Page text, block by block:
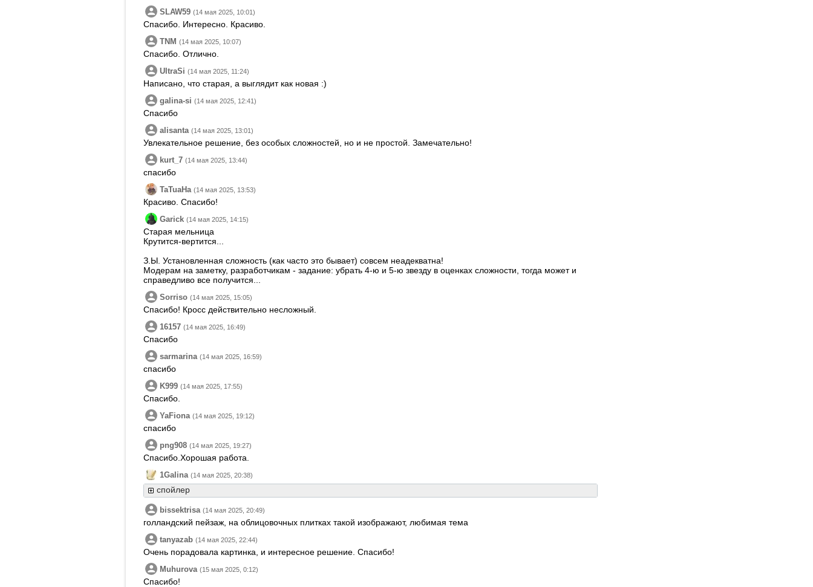
SLAW59 (14 мая 2025, 10:01)
Спасибо. Интересно. Красиво.
TNM (14 мая 2025, 10:07)
Спасибо. Отлично.
UltraSi (14 мая 2025, 11:24)
Написано, что старая, а выглядит как новая :)
galina-si (14 мая 2025, 12:41)
Спасибо
alisanta (14 мая 2025, 13:01)
Увлекательное решение, без особых сложностей, но и не простой. Замечательно!
kurt_7 (14 мая 2025, 13:44)
спасибо
TaTuaHa (14 мая 2025, 13:53)
Красиво. Спасибо!
Garick (14 мая 2025, 14:15)
Старая мельница
Крутится-вертится...
З.Ы. Установленная сложность (как часто это бывает) совсем неадекватна!
Модерам на заметку, разработчикам - задание: убрать 4-ю и 5-ю звезду в оценках сложности, тогда может и
справедливо все получится...
Sorriso (14 мая 2025, 15:05)
Спасибо! Кросс действительно несложный.
16157 (14 мая 2025, 16:49)
Спасибо
sarmarina (14 мая 2025, 16:59)
спасибо
K999 (14 мая 2025, 17:55)
Спасибо.
YaFiona (14 мая 2025, 19:12)
спасибо
png908 (14 мая 2025, 19:27)
Спасибо.Хорошая работа.
1Galina (14 мая 2025, 20:38)
спойлер
bissektrisa (14 мая 2025, 20:49)
голландский пейзаж, на облицовочных плитках такой изображают, любимая тема
tanyazab (14 мая 2025, 22:44)
Очень порадовала картинка, и интересное решение. Спасибо!
Muhurova (15 мая 2025, 0:12)
Спасибо!